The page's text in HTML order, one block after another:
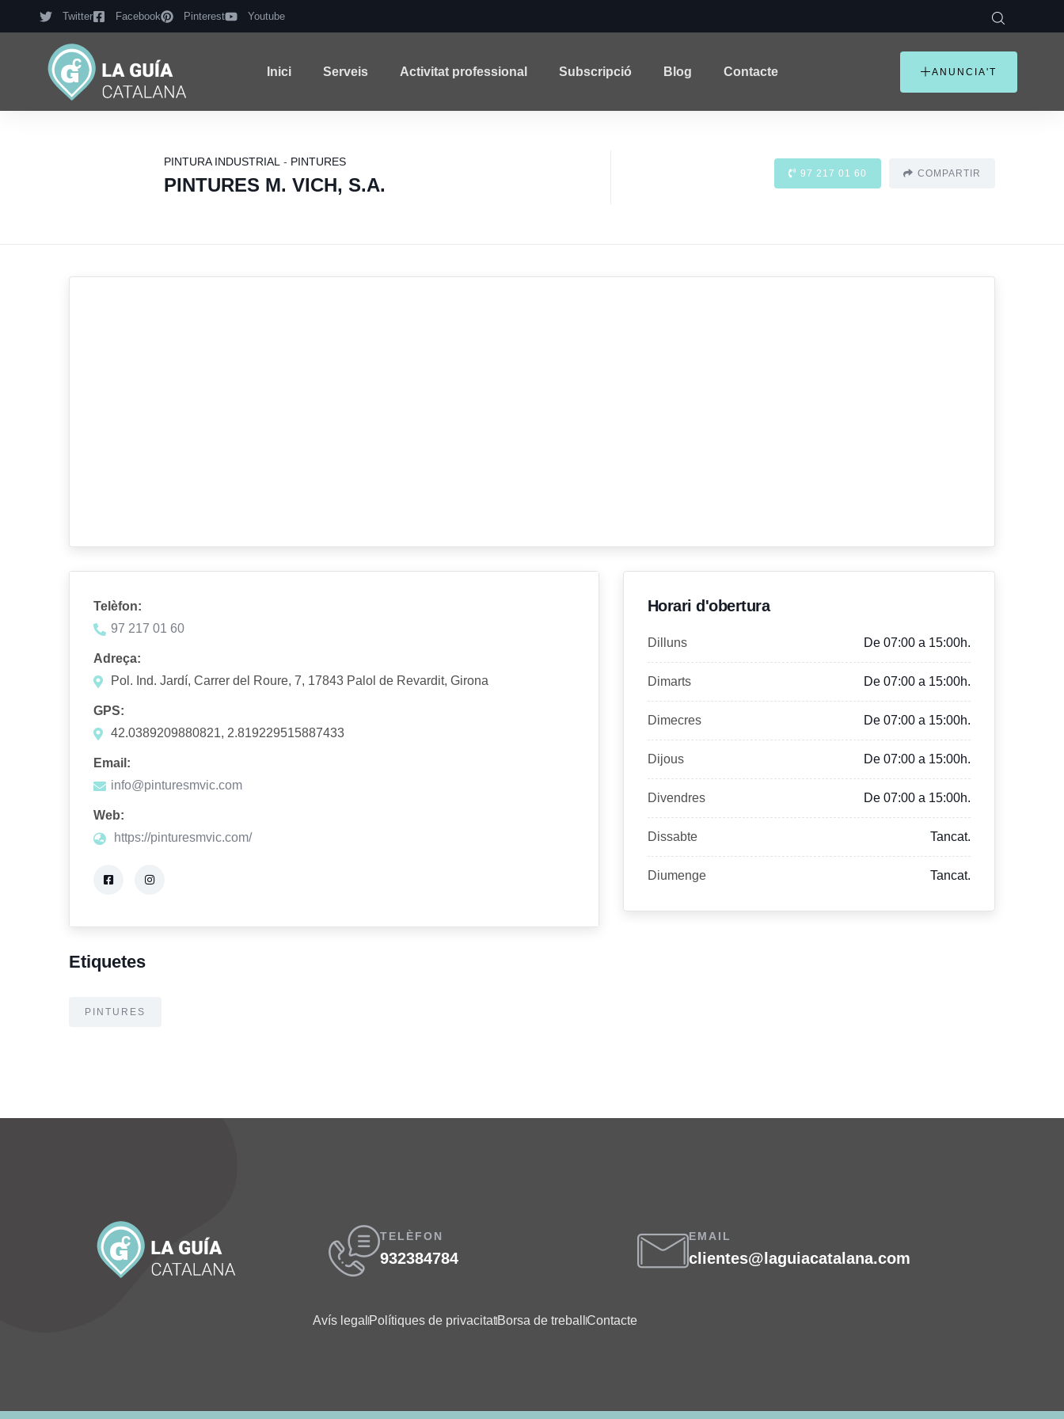
Twitter Facebook Pinterest Youtube
Inici Serveis Activitat professional Subscripció Blog Contacte ANUNCIA'T
PINTURA INDUSTRIAL - PINTURES
PINTURES M. VICH, S.A.
97 217 01 60 COMPARTIR
Telèfon:
97 217 01 60
Adreça:
Pol. Ind. Jardí, Carrer del Roure, 7, 17843 Palol de Revardit, Girona
GPS:
42.0389209880821, 2.819229515887433
Email:
info@pinturesmvic.com
Web:
https://pinturesmvic.com/
Etiquetes
PINTURES
Horari d'obertura
Dilluns De 07:00 a 15:00h.
Dimarts De 07:00 a 15:00h.
Dimecres De 07:00 a 15:00h.
Dijous De 07:00 a 15:00h.
Divendres De 07:00 a 15:00h.
Dissabte Tancat.
Diumenge Tancat.
TELÈFON
932384784
EMAIL
clientes@laguiacatalana.com
Avís legal Polítiques de privacitatBorsa de treball Contacte